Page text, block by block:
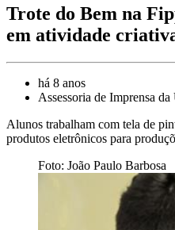
Trote do Bem na
em atividade
há 8 anos
Assessoria de Imprensa da
Alunos trabalham com tela de
produtos eletrônicos para
Foto: João Paulo Barbosa